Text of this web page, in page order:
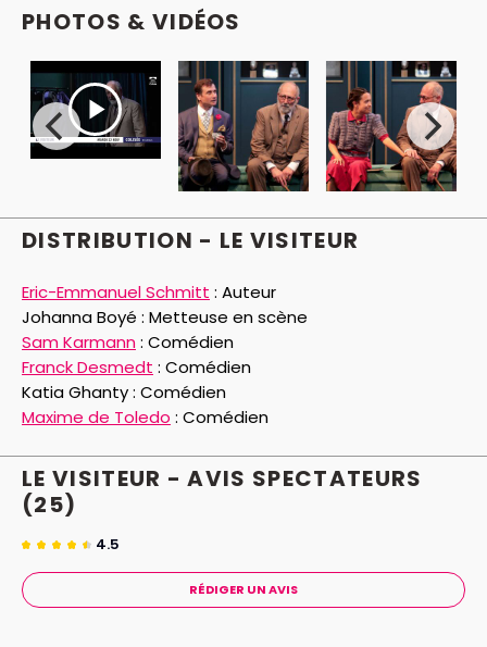
PHOTOS & VIDÉOS
DISTRIBUTION - LE VISITEUR
Eric-Emmanuel Schmitt : Auteur
Johanna Boyé : Metteuse en scène
Sam Karmann: Comédien
Franck Desmedt : Comédien
Katia Ghanty : Comédien
Maxime de Toledo : Comédien
LE VISITEUR - AVIS SPECTATEURS
(25)
4.5
RÉDIGER UN AVIS